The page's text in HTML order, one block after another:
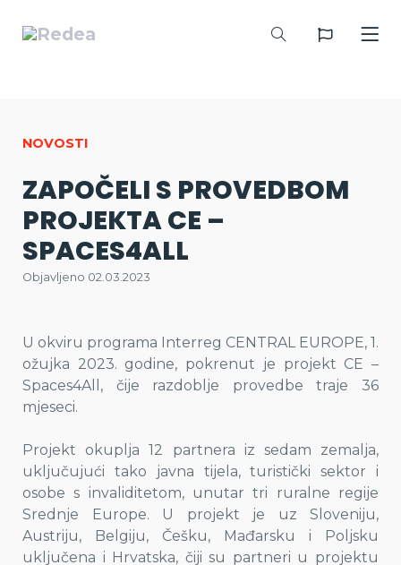
NOVOSTI
ZAPOČELI S PROVEDBOM
PROJEKTA CE –
SPACES4ALL
Objavljeno 02.03.2023
U okviru programa Interreg CENTRAL EUROPE, 1.
ožujka 2023. godine, pokrenut je projekt CE –
Spaces4All, čije razdoblje provedbe traje 36
mjeseci.
Projekt okuplja 12 partnera iz sedam zemalja,
uključujući tako javna tijela, turistički sektor i
osobe s invaliditetom, unutar tri ruralne regije
Srednje Europe. U projekt je uz Sloveniju,
Austriju, Belgiju, Češku, Mađarsku i Poljsku
uključena i Hrvatska, čiji su partneri u projektu